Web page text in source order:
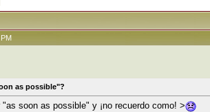
as possible"?
"as soon as possible" y ¡no recuerdo como! >